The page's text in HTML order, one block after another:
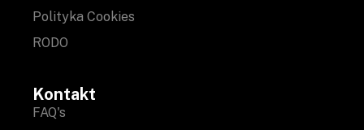
Polityka Cookies
RODO
Kontakt
FAQ's